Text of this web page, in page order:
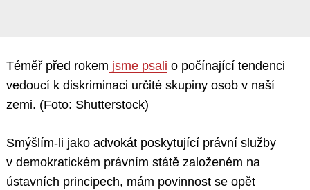
Téměř před rokem jsme psali o počínající tendenci
vedoucí k diskriminaci určité skupiny osob v naší
zemi. (Foto: Shutterstock)
Smýšlím-li jako advokát poskytující právní služby
v demokratickém právním státě založeném na
ústavních principech, mám povinnost se opět